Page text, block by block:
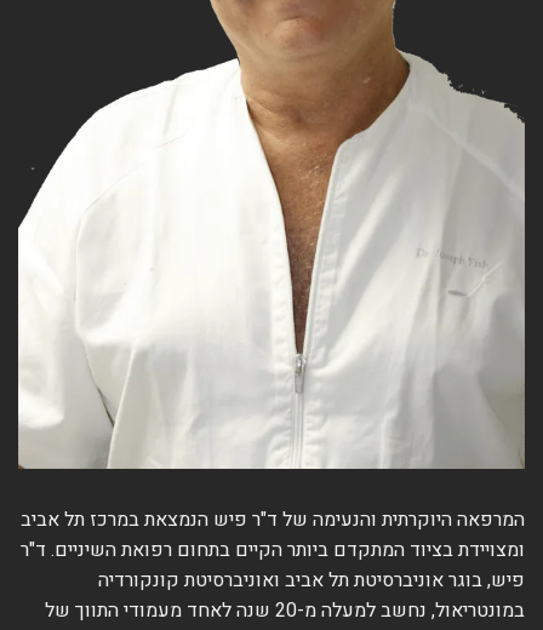
המרפאה היוקרתית והנעימה של ד"ר פיש הנמצאת במרכז תל אביב
ומצויידת בציוד המתקדם ביותר הקיים בתחום רפואת השיניים. ד"ר
פיש, בוגר אוניברסיטת תל אביב ואוניברסיטת קונקורדיה
במונטריאול, נחשב למעלה מ-20 שנה לאחד מעמודי התווך של